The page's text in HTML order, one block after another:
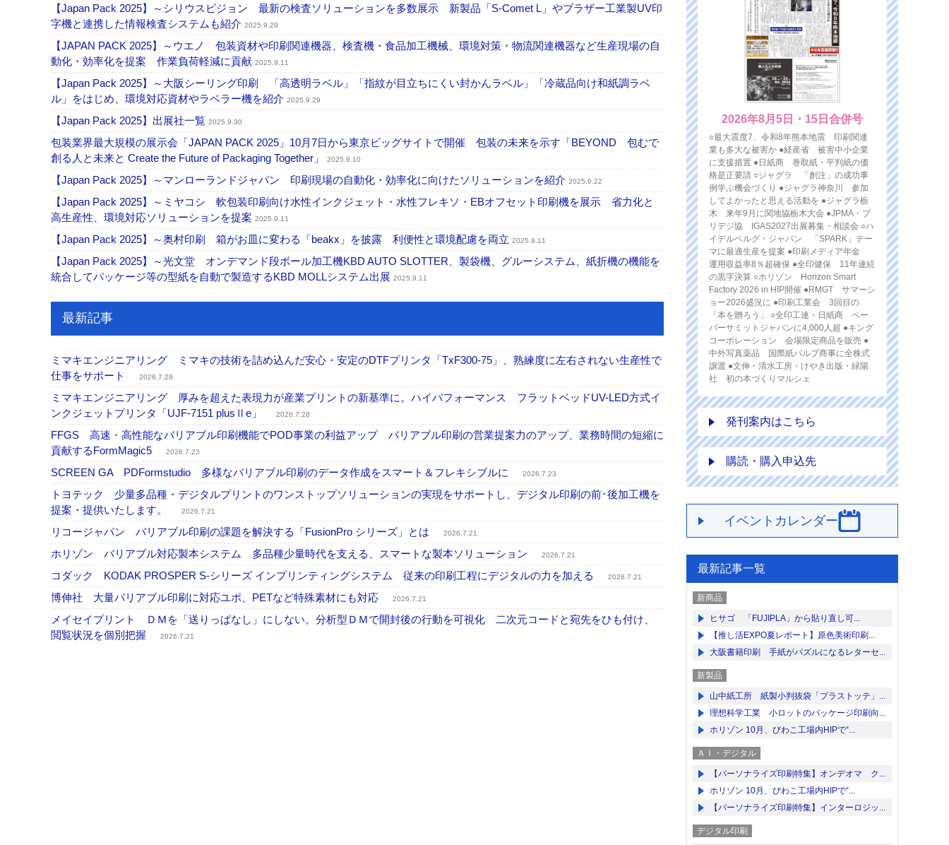
【Japan Pack 2025】～シリウスビジョン 最新の検査ソリューションを多数展示 新製品「S-Comet L」やブラザー工業製UV印
字機と連携した情報検査システムも紹介 2025.9.29
【JAPAN PACK 2025】～ウエノ 包装資材や印刷関連機器、検査機・食品加工機械、環境対策・物流関連機器など生産現場の自
動化・効率化を提案 作業負荷軽減に貢献 2025.9.11
【Japan Pack 2025】～大阪シーリング印刷 「高透明ラベル」「指紋が目立ちにくい封かんラベル」「冷蔵品向け和紙調ラベ
ル」をはじめ、環境対応資材やラベラー機を紹介 2025.9.29
【Japan Pack 2025】出展社一覧 2025.9.30
包装業界最大規模の展示会「JAPAN PACK 2025」10月7日から東京ビッグサイトで開催 包装の未来を示す「BEYOND 包むで
創る人と未来と Create the Future of Packaging Together」
2025.9.10
【Japan Pack 2025】～マンローランドジャパン 印刷現場の自動化・効率化に向けたソリューションを紹介 2025.9.22
【Japan Pack 2025】～ミヤコシ 軟包装印刷向け水性インクジェット・水性フレキソ・EBオフセット印刷機を展示 省力化と
高生産性、環境対応ソリューションを提案 2025.9.11
【Japan Pack 2025】～奥村印刷 箱がお皿に変わる「beakx」を披露 利便性と環境配慮を両立 2025.9.11
【Japan Pack 2025】～光文堂 オンデマンド段ボール加工機KBD AUTO SLOTTER、製袋機、グルーシステム、紙折機の機能を
統合してパッケージ等の型紙を自動で製造するKBD MOLLシステム出展 2025.9.11
最新記事
ミマキエンジニアリング ミマキの技術を詰め込んだ安心・安定のDTFプリンタ「TxF300-75」、熟練度に左右されない生産性で
仕事をサポート
2026.7.28
ミマキエンジニアリング 厚みを超えた表現力が産業プリントの新基準に。ハイパフォーマンス フラットベッドUV-LED方式イ
ンクジェットプリンタ「UJF-7151 plusⅡe」
2026.7.28
FFGS 高速・高性能なバリアブル印刷機能でPOD事業の利益アップ バリアブル印刷の営業提案力のアップ、業務時間の短縮に
貢献するFormMagic5
2026.7.23
SCREEN GA PDFormstudio 多様なバリアブル印刷のデータ作成をスマート＆フレキシブルに 2026.7.23
トヨテック 少量多品種・デジタルプリントのワンストップソリューションの実現をサポートし、デジタル印刷の前･後加工機を
提案・提供いたします。
2026.7.21
リコージャパン バリアブル印刷の課題を解決する「FusionPro シリーズ」とは 2026.7.21
ホリゾン バリアブル対応製本システム 多品種少量時代を支える、スマートな製本ソリューション 2026.7.21
コダック KODAK PROSPER S-シリーズ インプリンティングシステム 従来の印刷工程にデジタルの力を加える 2026.7.21
博伸社 大量バリアブル印刷に対応ユポ、PETなど特殊素材にも対応 2026.7.21
メイセイプリント ＤＭを「送りっぱなし」にしない。分析型ＤＭで開封後の行動を可視化 二次元コードと宛先をひも付け、
閲覧状況を個別把握
2026.7.21
2026年8月5日・15日合併号
○最大震度7、令和8年熊本地震 印刷関連
業も多大な被害か ●経産省 被害中小企業
に支援措置 ●日紙商 巻取紙・平判紙の価
格是正要請 ○ジャグラ 「創注」の成功事
例学ぶ機会づくり ●ジャグラ神奈川 参加
してよかったと思える活動を ●ジャグラ栃
木 来年9月に関地協栃木大会 ●JPMA・プ
リデジ協 IGAS2027出展募集・相談会 ○ハ
イデルベルグ・ジャパン 「SPARK」テー
マに最適生産を提案 ●印刷メディア年金
運用収益率8％超確保 ●全印健保 11年連続
の黒字決算 ○ホリゾン Horizon Smart
Factory 2026 in HIP開催 ●RMGT サマーシ
ョー2026盛況に ●印刷工業会 3回目の
「本を贈ろう」 ○全印工連・日紙商 ペー
パーサミットジャパンに4,000人超 ●キング
コーポレーション 会場限定商品を販売 ●
中外写真薬品 国際紙パルプ商事に全株式
譲渡 ●文伸・清水工房・けやき出版・緑陽
社 初の本づくりマルシェ
発刊案内はこちら
購読・購入申込先
イベントカレンダー
最新記事一覧
新商品
ヒサゴ 「FUJIPLA」から貼り直し可...
【推し活EXPO夏レポート】原色美術印刷...
大阪書籍印刷 手紙がパズルになるレターセ...
新製品
山中紙工所 紙製小判抜袋「プラストッテ」...
理想科学工業 小ロットのパッケージ印刷向...
ホリゾン 10月、びわこ工場内HIPで“...
ＡＩ・デジタル
【パーソナライズ印刷特集】オンデオマ ク...
ホリゾン 10月、びわこ工場内HIPで“...
【パーソナライズ印刷特集】インターロジッ...
デジタル印刷